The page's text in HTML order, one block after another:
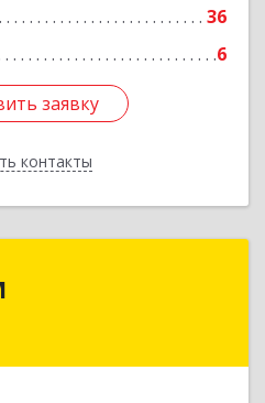
36
6
заявку
контакты
заявку
край, Краснодар г,